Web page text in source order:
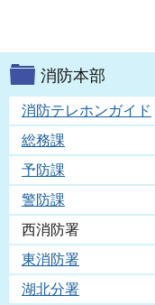
消防本部
消防テレホンガイド
総務課
予防課
警防課
西消防署
東消防署
湖北分署